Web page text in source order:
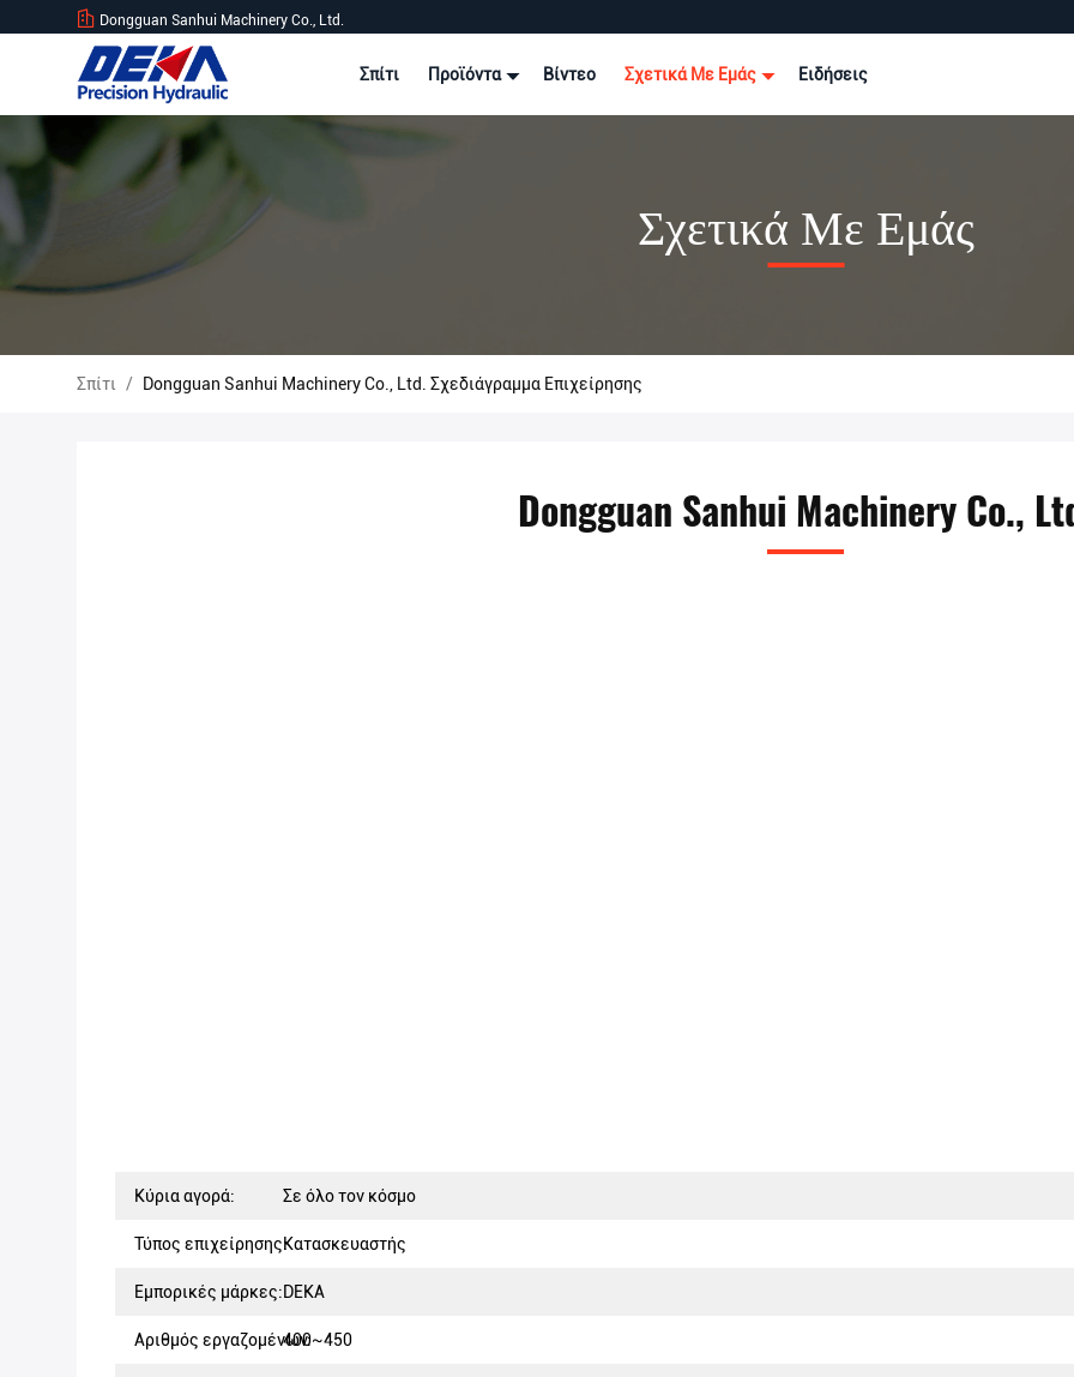
Dongguan Sanhui Machinery Co., Ltd.
Σπίτι Προϊόντα Βίντεο Σχετικά Με Εμάς Ειδήσεις
Σχετικά Με Εμάς
Σπίτι / Dongguan Sanhui Machinery Co., Ltd. Σχεδιάγραμμα Επιχείρησης
Dongguan Sanhui Machinery Co.,
Κύρια αγορά: Σε όλο τον κόσμο
Τύπος επιχείρησης:Κατασκευαστής
Εμπορικές μάρκες:DEKA
Αριθμός εργαζομένων:400~450